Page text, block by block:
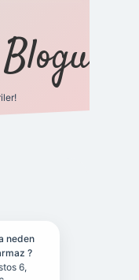
neden
?
6,